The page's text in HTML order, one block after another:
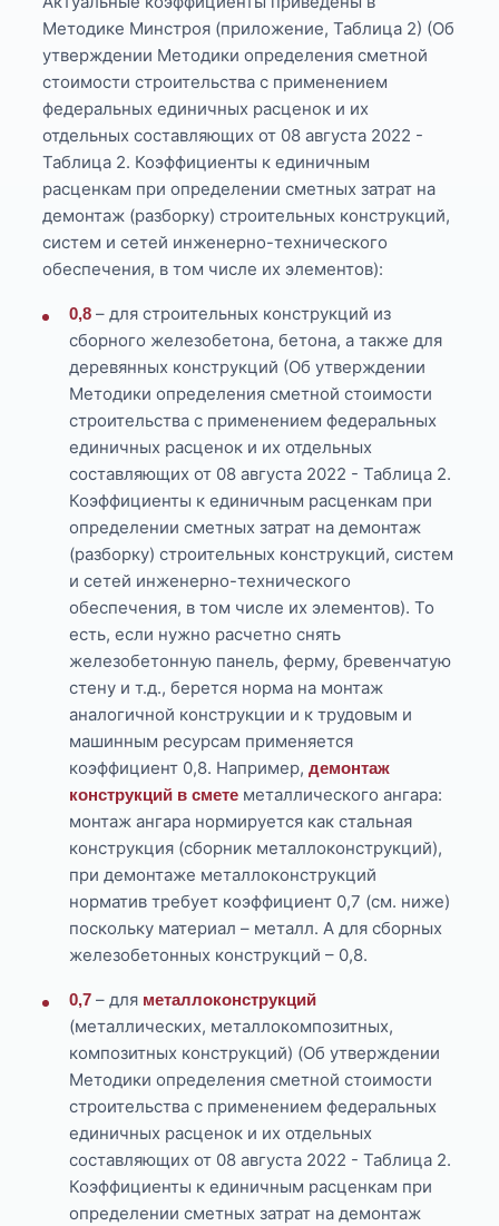
Методике Минстроя (приложение, Таблица 2) (Об
утверждении Методики определения сметной
стоимости строительства с применением
федеральных единичных расценок и их
отдельных составляющих от 08 августа 2022 -
Таблица 2. Коэффициенты к единичным
расценкам при определении сметных затрат на
демонтаж (разборку) строительных конструкций,
систем и сетей инженерно-технического
обеспечения, в том числе их элементов):
0,8 – для строительных конструкций из
сборного железобетона, бетона, а также для
деревянных конструкций (Об утверждении
Методики определения сметной стоимости
строительства с применением федеральных
единичных расценок и их отдельных
составляющих от 08 августа 2022 - Таблица 2.
Коэффициенты к единичным расценкам при
определении сметных затрат на демонтаж
(разборку) строительных конструкций, систем
и сетей инженерно-технического
обеспечения, в том числе их элементов). То
есть, если нужно расчетно снять
железобетонную панель, ферму, бревенчатую
стену и т.д., берется норма на монтаж
аналогичной конструкции и к трудовым и
машинным ресурсам применяется
коэффициент 0,8. Например,демонтаж
конструкций в смете металлического ангара:
монтаж ангара нормируется как стальная
конструкция (сборник металлоконструкций),
при демонтаже металлоконструкций
норматив требует коэффициент 0,7 (см. ниже)
поскольку материал – металл. А для сборных
железобетонных конструкций – 0,8.
0,7 – для металлоконструкций
(металлических, металлокомпозитных,
композитных конструкций) (Об утверждении
Методики определения сметной стоимости
строительства с применением федеральных
единичных расценок и их отдельных
составляющих от 08 августа 2022 - Таблица 2.
Коэффициенты к единичным расценкам при
определении сметных затрат на демонтаж